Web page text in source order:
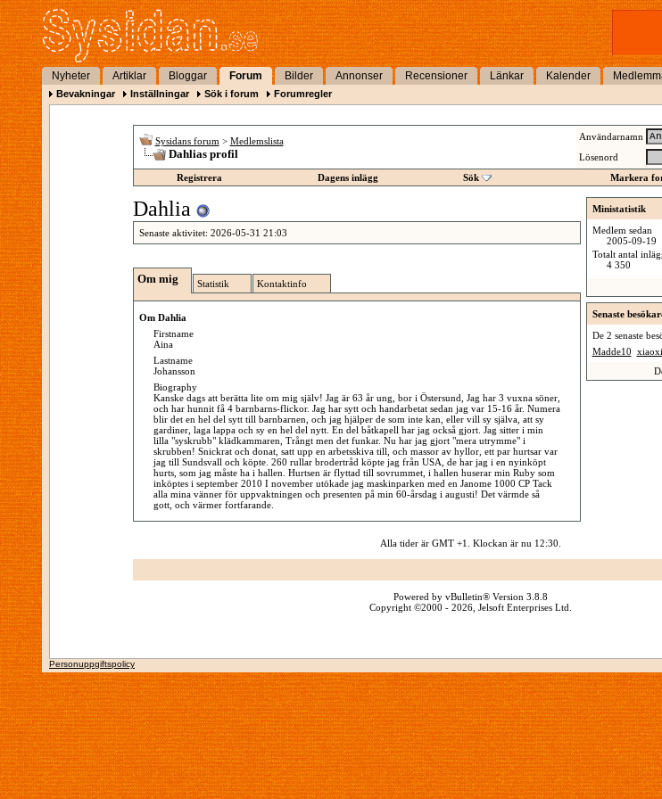
Nyheter Artiklar Bloggar Forum Bilder Annonser Recensioner Länkar Kalender
Bevakningar Inställningar Sök i forum Forumregler
Sysidans forum > Medlemslista
Dahlias profil
Användarnamn
Lösenord
Registrera
Dagens inlägg Sök Markera
Dahlia
Senaste aktivitet: 2026-05-31 21:03
Om mig Statistik Kontaktinfo
Om Dahlia
Firstname
Aina
Lastname
Johansson
Biography
Kanske dags att berätta lite om mig själv! Jag är 63 år ung, bor i Östersund, Jag har 3 vuxna söner,
och har hunnit få 4 barnbarns-flickor. Jag har sytt och handarbetat sedan jag var 15-16 år. Numera
blir det en hel del sytt till barnbarnen, och jag hjälper de som inte kan, eller vill sy själva, att sy
gardiner, laga lappa och sy en hel del nytt. En del båtkapell har jag också gjort. Jag sitter i min
lilla "syskrubb" klädkammaren, Trångt men det funkar. Nu har jag gjort "mera utrymme" i
skrubben! Snickrat och donat, satt upp en arbetsskiva till, och massor av hyllor, ett par hurtsar var
jag till Sundsvall och köpte. 260 rullar brodertråd köpte jag från USA, de har jag i en nyinköpt
hurts, som jag måste ha i hallen. Hurtsen är flyttad till sovrummet, i hallen huserar min Ruby som
inköptes i september 2010 I november utökade jag maskinparken med en Janome 1000 CP Tack
alla mina vänner för uppvaktningen och presenten på min 60-årsdag i augusti! Det värmde så
gott, och värmer fortfarande.
Ministatistik
Medlem sedan
2005-09-19
Totalt antal
4 350
Senaste
De 2 senaste
Madde10
Alla tider är GMT +1. Klockan är nu 12:30
Powered by vBulletin® Version 3.8.8
Copyright ©2000 - 2026, Jelsoft Enterprises Ltd.
Personuppgiftspolicy